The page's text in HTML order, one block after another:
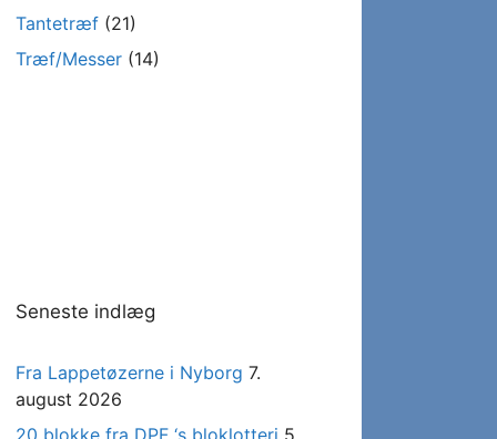
Tantetræf (21)
Træf/Messer (14)
Seneste indlæg
Fra Lappetøzerne i Nyborg 7.
august 2026
20 blokke fra DPF ‘s bloklotteri 5.